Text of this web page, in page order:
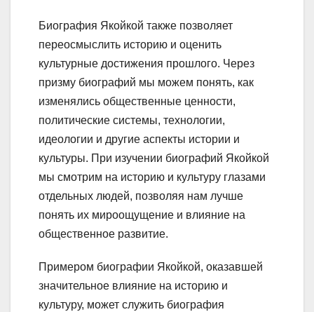
Биография Якойкой также позволяет
переосмыслить историю и оценить
культурные достижения прошлого. Через
призму биографий мы можем понять, как
изменялись общественные ценности,
политические системы, технологии,
идеологии и другие аспекты истории и
культуры. При изучении биографий Якойкой
мы смотрим на историю и культуру глазами
отдельных людей, позволяя нам лучше
понять их мироощущение и влияние на
общественное развитие.
Примером биографии Якойкой, оказавшей
значительное влияние на историю и
культуру, может служить биография